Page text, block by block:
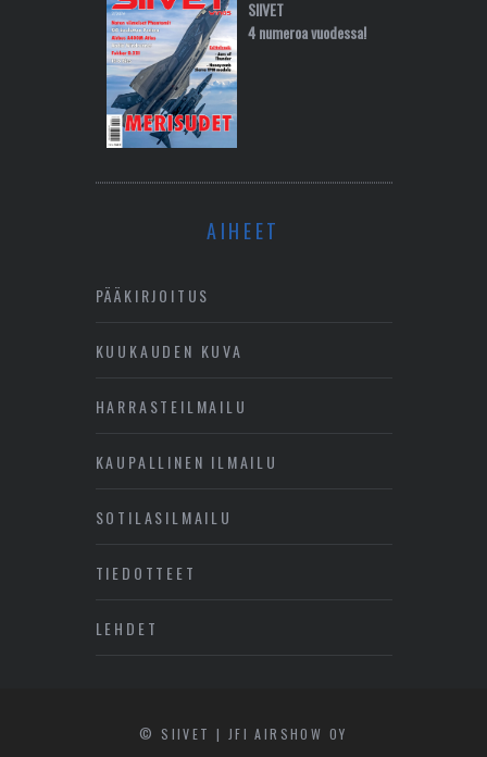
SIIVET
4 numeroa vuodessa!
AIHEET
PÄÄKIRJOITUS
KUUKAUDEN KUVA
HARRASTEILMAILU
KAUPALLINEN ILMAILU
SOTILASILMAILU
TIEDOTTEET
LEHDET
© SIIVET | JFI AIRSHOW OY